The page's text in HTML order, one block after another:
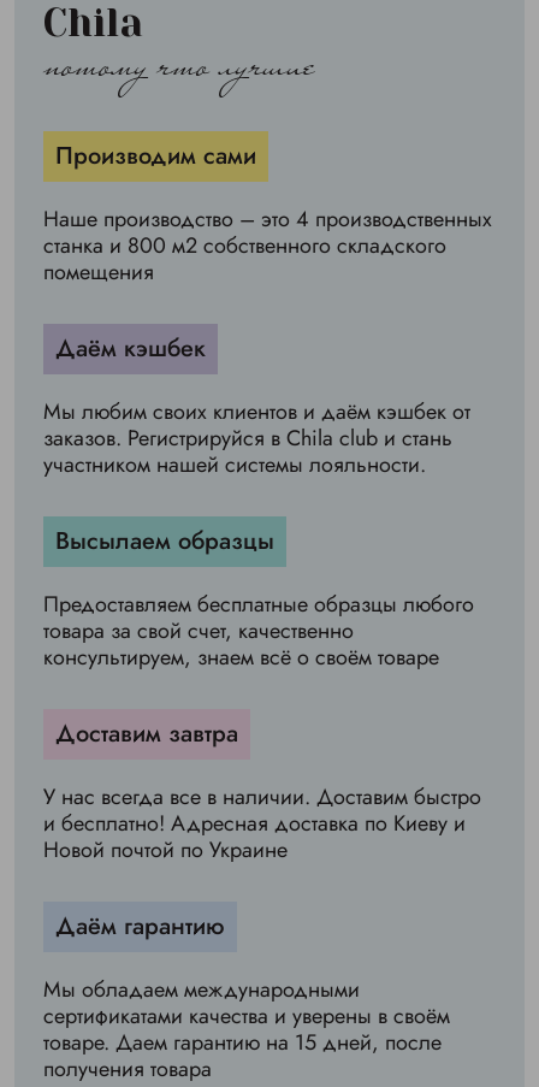
Chila
потому что лучшие
Производим сами
Наше производство – это 4 производственных
станка и 800 м2 собственного складского
помещения
Даём кэшбек
Мы любим своих клиентов и даём кэшбек от
заказов. Регистрируйся в Chila club и стань
участником нашей системы лояльности.
Высылаем образцы
Предоставляем бесплатные образцы любого
товара за свой счет, качественно
консультируем, знаем всё о своём товаре
Доставим завтра
У нас всегда все в наличии. Доставим быстро
и бесплатно! Адресная доставка по Киеву и
Новой почтой по Украине
Даём гарантию
Мы обладаем международными
сертификатами качества и уверены в своём
товаре. Даем гарантию на 15 дней, после
получения товара